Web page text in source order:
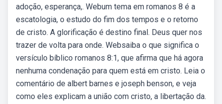
adoção, esperança,. Webum tema em romanos 8 é a
escatologia, o estudo do fim dos tempos e o retorno
de cristo. A glorificação é destino final. Deus quer nos
trazer de volta para onde. Websaiba o que significa o
versículo bíblico romanos 8:1, que afirma que há agora
nenhuma condenação para quem está em cristo. Leia o
comentário de albert barnes e joseph benson, e veja
como eles explicam a união com cristo, a libertação da.